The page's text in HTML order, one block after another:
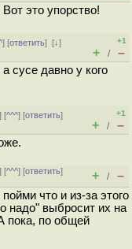
это упорство!
] [ответить][↓]
+1
+ / –
сусе давно у кого
] [^^^] [ответить]
+1
+ / –
] [^^^] [ответить]
+ / –
что и из-за этого
надо" выбросит их на
пока, по общей